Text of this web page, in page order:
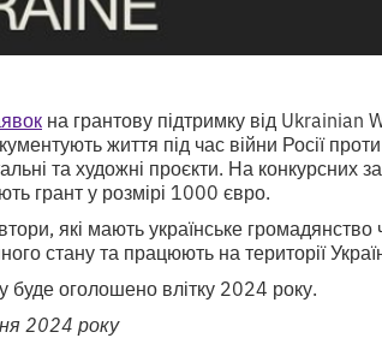
на грантову підтримку від Ukrainian
життя під час війни Росії
та художні проєкти. На конкурсних
грант у розмірі 1000 євро.
які мають українське
стану та працюють на території
буде оголошено влітку 2024 року.
2024 року